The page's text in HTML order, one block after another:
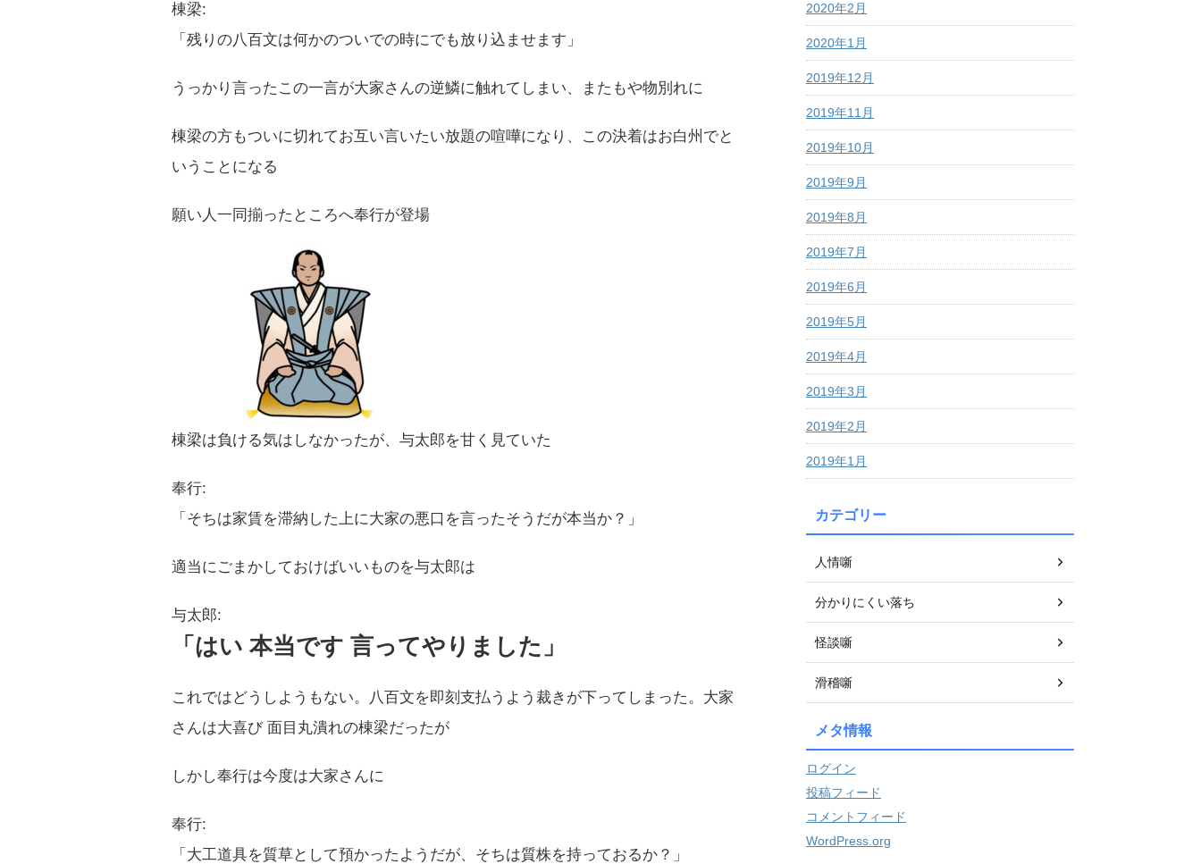
棟梁:
「残りの八百文は何かのついでの時にでも放り込ませます」
うっかり言ったこの一言が大家さんの逆鱗に触れてしまい、またもや物別れに
棟梁の方もついに切れてお互い言いたい放題の喧嘩になり、この決着はお白州でと
いうことになる
願い人一同揃ったところへ奉行が登場
棟梁は負ける気はしなかったが、与太郎を甘く見ていた
奉行:
「そちは家賃を滞納した上に大家の悪口を言ったそうだが本当か？」
適当にごまかしておけばいいものを与太郎は
与太郎:
「はい 本当です 言ってやりました」
これではどうしようもない。八百文を即刻支払うよう裁きが下ってしまった。大家
さんは大喜び 面目丸潰れの棟梁だったが
しかし奉行は今度は大家さんに
奉行:
「大工道具を質草として預かったようだが、そちは質株を持っておるか？」
2020年2月
2020年1月
2019年12月
2019年11月
2019年10月
2019年9月
2019年8月
2019年7月
2019年6月
2019年5月
2019年4月
2019年3月
2019年2月
2019年1月
カテゴリー
人情噺
分かりにくい落ち
怪談噺
滑稽噺
メタ情報
ログイン
投稿フィード
コメントフィード
WordPress.org